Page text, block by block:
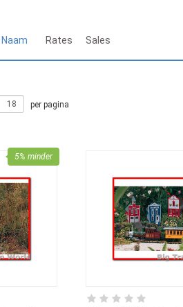
Naam Rates Sales
per pagina
5% minder